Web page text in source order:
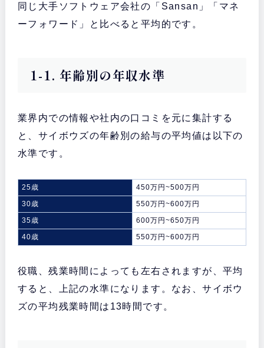
同じ大手ソフトウェア会社の「Sansan」「マネ
ーフォワード」と比べると平均的です。
1-1. 年齢別の年収水準
業界内での情報や社内の口コミを元に集計する
と、サイボウズの年齢別の給与の平均値は以下の
水準です。
25歳
450万円~500万円
30歳
550万円~600万円
35歳
600万円~650万円
40歳
550万円~600万円
役職、残業時間によっても左右されますが、平均
すると、上記の水準になります。なお、サイボウ
ズの平均残業時間は13時間です。